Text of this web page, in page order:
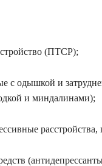
(ПТСР);
с одышкой и
и миндалинами);